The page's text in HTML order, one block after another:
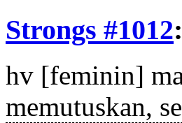
Strongs #1012:
hv [feminin]
memutuskan,